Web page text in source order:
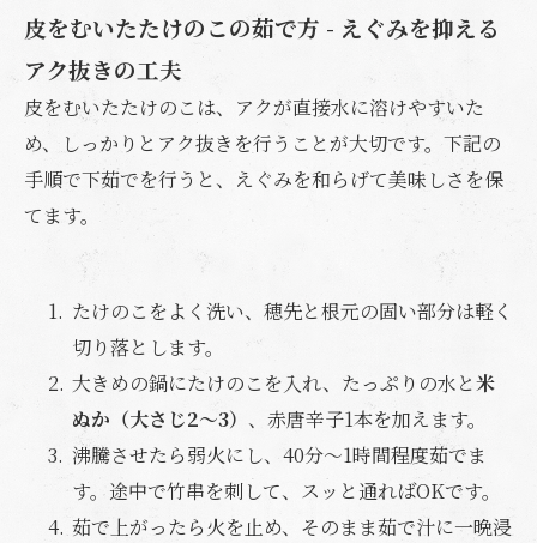
皮をむいたたけのこの茹で方 - えぐみを抑える
アク抜きの工夫
皮をむいたたけのこは、アクが直接水に溶けやすいた
め、しっかりとアク抜きを行うことが大切です。下記の
手順で下茹でを行うと、えぐみを和らげて美味しさを保
てます。
たけのこをよく洗い、穂先と根元の固い部分は軽く
切り落とします。
大きめの鍋にたけのこを入れ、たっぷりの水と米
ぬか（大さじ2～3） 、赤唐辛子1本を加えます。
沸騰させたら弱火にし、40分～1時間程度茹でま
す。途中で竹串を刺して、スッと通ればOKです。
茹で上がったら火を止め、そのまま茹で汁に一晩浸